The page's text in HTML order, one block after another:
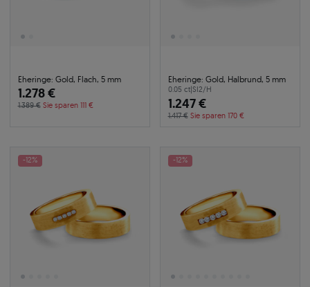
Eheringe: Gold, Flach, 5 mm
1.278 €
1.389 € Sie sparen 111 €
Eheringe: Gold, Halbrund, 5 mm
0.05 ct|SI2/H
1.247 €
1.417 € Sie sparen 170 €
-12% -12%